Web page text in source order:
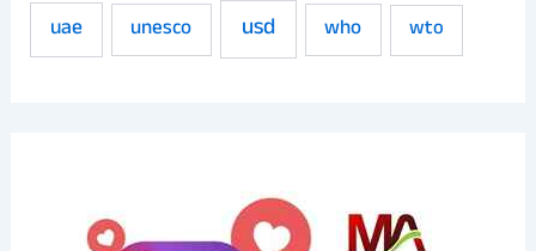
uae unesco usd who wto